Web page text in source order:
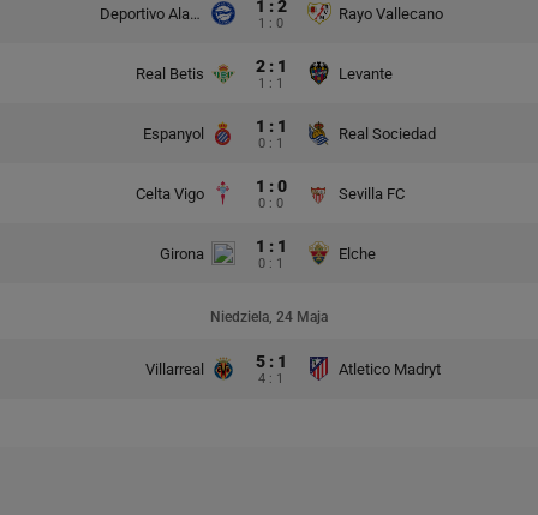
Deportivo Alaves 1 : 2
1 : 0
Rayo Vallecano
Real Betis 2 : 1
1 : 1
Levante
Espanyol 1 : 1
0 : 1
Real Sociedad
Celta Vigo 1 : 0
0 : 0
Sevilla FC
Girona 1 : 1
0 : 1
Elche
Niedziela, 24 Maja
Villarreal 5 : 1
4 : 1
Atletico Madryt